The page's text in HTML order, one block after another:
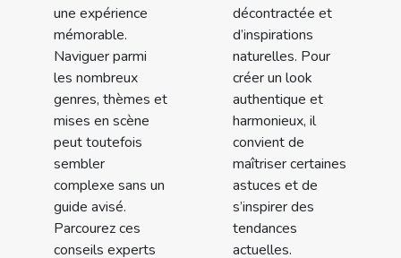
une expérience
mémorable.
Naviguer parmi
les nombreux
genres, thèmes et
mises en scène
peut toutefois
sembler
complexe sans un
guide avisé.
Parcourez ces
conseils experts
décontractée et
d’inspirations
naturelles. Pour
créer un look
authentique et
harmonieux, il
convient de
maîtriser certaines
astuces et de
s’inspirer des
tendances
actuelles.